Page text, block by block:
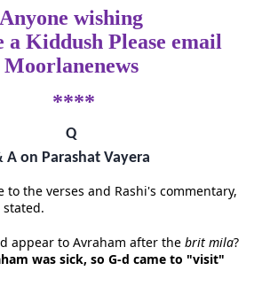
Anyone wishing
a Kiddush Please email
Moorlanenews
****
Q
A on Parashat Vayera
to the verses and Rashi's commentary,
appear to Avraham after the brit mila?
was sick, so G-d came to "visit"